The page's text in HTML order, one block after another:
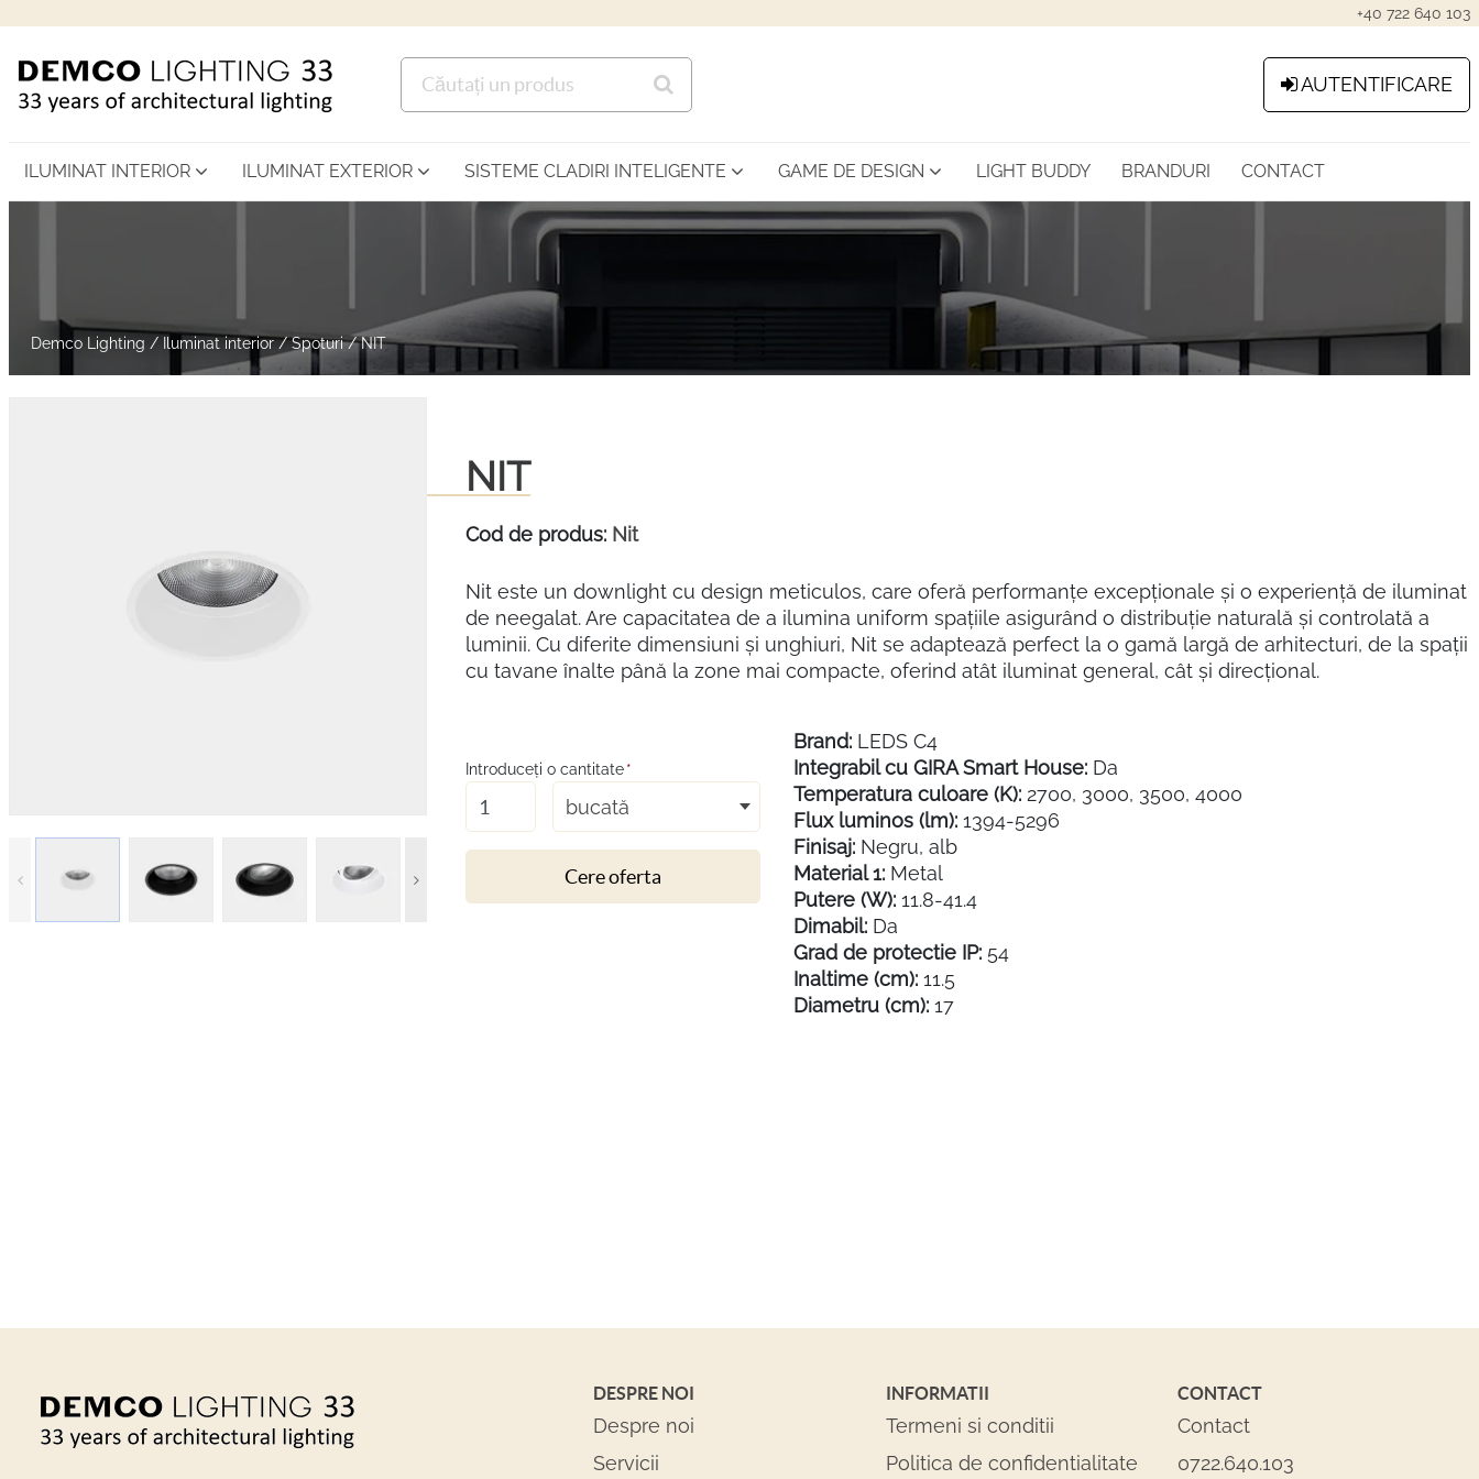
+40 722 640 103
AUTENTIFICARE
ILUMINAT INTERIOR ILUMINAT EXTERIOR SISTEME CLADIRI INTELIGENTE GAME DE DESIGN LIGHT BUDDY BRANDURI CONTACT
Demco Lighting / Iluminat interior / Spoturi / NIT
NIT
Cod de produs: Nit
Introduceţi o cantitate*
bucată
Cere oferta
Brand: LEDS C4
Integrabil cu GIRA Smart House: Da
Temperatura culoare (K): 2700, 3000, 3500, 4000
Flux luminos (lm): 1394-5296
Finisaj: Negru, alb
Material 1: Metal
Putere (W): 11.8-41.4
Dimabil: Da
Grad de protectie IP: 54
Inaltime (cm): 11.5
Diametru (cm): 17
Nit este un downlight cu design meticulos, care oferă performanțe excepționale și o experiență de iluminat
de neegalat. Are capacitatea de a ilumina uniform spațiile asigurând o distribuție naturală și controlată a
luminii. Cu diferite dimensiuni și unghiuri, Nit se adaptează perfect la o gamă largă de arhitecturi, de la spații
cu tavane înalte până la zone mai compacte, oferind atât iluminat general, cât și direcțional.
DESPRE NOI
Despre noi
Servicii
INFORMATII
Termeni si conditii
Politica de confidentialitate
CONTACT
Contact
0722.640.103